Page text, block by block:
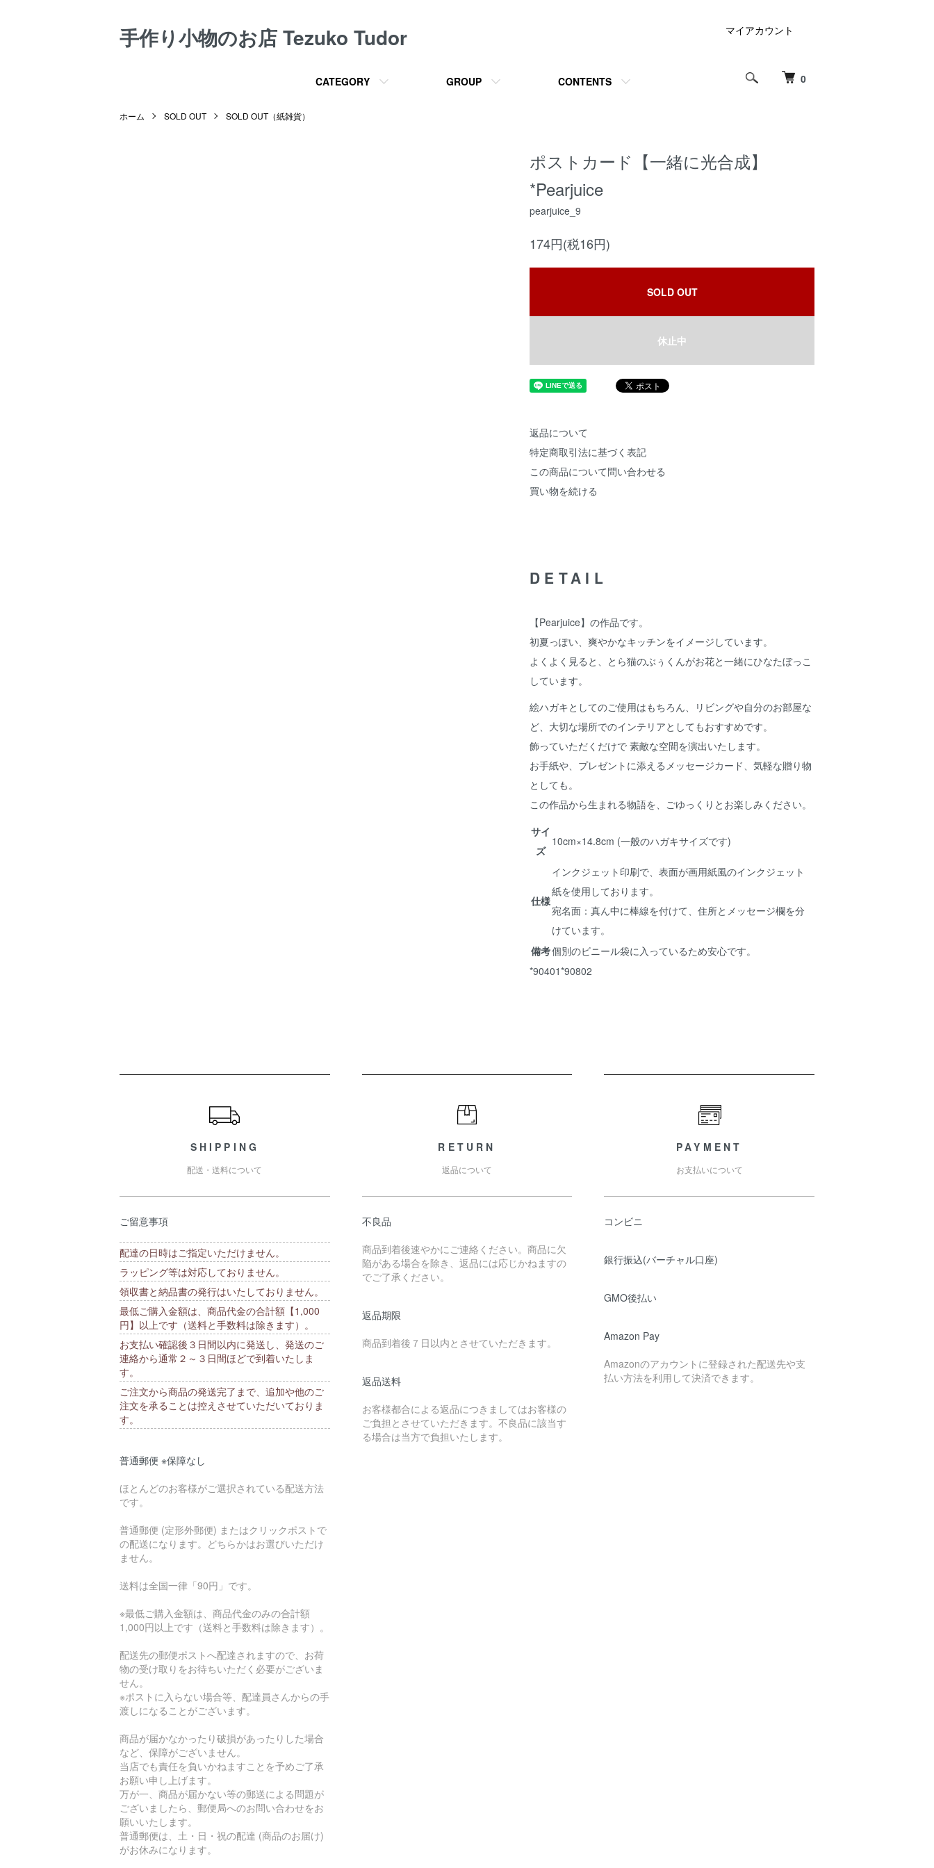
手作り小物のお店 Tezuko Tudor
0
CATEGORY GROUP CONTENTS
マイアカウント
ホーム SOLD OUT SOLD OUT（紙雑貨）
ポストカード【一緒に光合成】
*Pearjuice
pearjuice_9
174円(税16円)
SOLD OUT
休止中
返品について
特定商取引法に基づく表記
この商品について問い合わせる
買い物を続ける
DETAIL
【Pearjuice】の作品です。
初夏っぽい、爽やかなキッチンをイメージしています。
よくよく見ると、とら猫のぶぅくんがお花と一緒にひなたぼっこ
しています。
絵ハガキとしてのご使用はもちろん、リビングや自分のお部屋な
ど、大切な場所でのインテリアとしてもおすすめです。
飾っていただくだけで 素敵な空間を演出いたします。
お手紙や、プレゼントに添えるメッセージカード、気軽な贈り物
としても。
この作品から生まれる物語を、ごゆっくりとお楽しみください。
サイ
ズ
10cm×14.8cm (一般のハガキサイズです)
仕様
インクジェット印刷で、表面が画用紙風のインクジェット
紙を使用しております。
宛名面：真ん中に棒線を付けて、住所とメッセージ欄を分
けています。
備考個別のビニール袋に入っているため安心です。
*90401*90802
SHIPPING
配送・送料について
ご留意事項
配達の日時はご指定いただけません。
ラッピング等は対応しておりません。
領収書と納品書の発行はいたしておりません。
最低ご購入金額は、商品代金の合計額【1,000
円】以上です（送料と手数料は除きます）。
お支払い確認後３日間以内に発送し、発送のご
連絡から通常２～３日間ほどで到着いたしま
す。
ご注文から商品の発送完了まで、追加や他のご
注文を承ることは控えさせていただいておりま
す。
普通郵便 ※保障なし
ほとんどのお客様がご選択されている配送方法
です。
普通郵便 (定形外郵便) またはクリックポストで
の配送になります。どちらかはお選びいただけ
ません。
送料は全国一律「90円」です。
※最低ご購入金額は、商品代金のみの合計額
1,000円以上です（送料と手数料は除きます）。
配送先の郵便ポストへ配達されますので、お荷
物の受け取りをお待ちいただく必要がございま
せん。
※ポストに入らない場合等、配達員さんからの手
渡しになることがございます。
商品が届かなかったり破損があったりした場合
など、保障がございません。
当店でも責任を負いかねますことを予めご了承
お願い申し上げます。
万が一、商品が届かない等の郵送による問題が
ございましたら、郵便局へのお問い合わせをお
願いいたします。
普通郵便は、土・日・祝の配達 (商品のお届け)
がお休みになります。
RETURN
返品について
不良品
商品到着後速やかにご連絡ください。商品に欠
陥がある場合を除き、返品には応じかねますの
でご了承ください。
返品期限
商品到着後７日以内とさせていただきます。
返品送料
お客様都合による返品につきましてはお客様の
ご負担とさせていただきます。不良品に該当す
る場合は当方で負担いたします。
PAYMENT
お支払いについて
コンビニ
銀行振込(バーチャル口座)
GMO後払い
Amazon Pay
Amazonのアカウントに登録された配送先や支
払い方法を利用して決済できます。